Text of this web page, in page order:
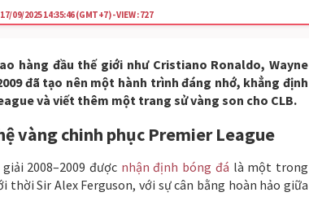
09/2025 14:35:46(GMT+7)- VIEW : 727
hàng đầu thế giới như Cristiano Ronaldo, Wayne
đã tạo nên một hành trình đáng nhớ, khẳng định
và viết thêm một trang sử vàng son cho CLB.
vàng chinh phục Premier League
2008–2009 được nhận định bóng đá là một trong
Sir Alex Ferguson, với sự cân bằng hoàn hảo giữa